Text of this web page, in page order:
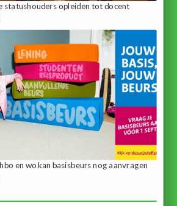
statushouders opleiden tot docent
en wo kan basisbeurs nog aanvragen